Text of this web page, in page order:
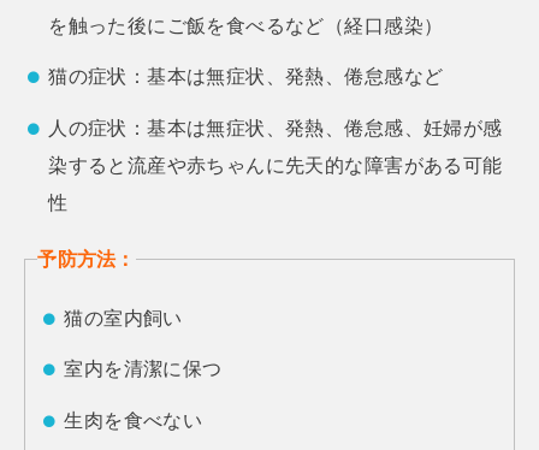
を触った後にご飯を食べるなど（経口感染）
猫の症状：基本は無症状、発熱、倦怠感など
人の症状：基本は無症状、発熱、倦怠感、妊婦が感
染すると流産や赤ちゃんに先天的な障害がある可能
性
予防方法：
猫の室内飼い
室内を清潔に保つ
生肉を食べない